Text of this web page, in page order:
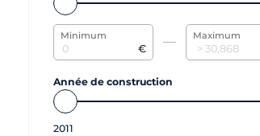
Minimum
€
Maximum
Année de construction
2011